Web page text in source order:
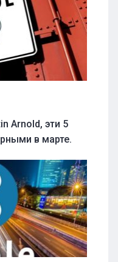
Arnold, эти 5
в марте.